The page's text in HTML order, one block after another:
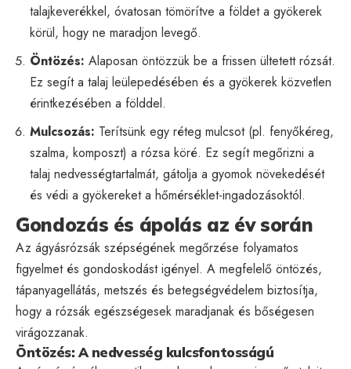
talajkeverékkel, óvatosan tömörítve a földet a gyökerek
körül, hogy ne maradjon levegő.
Öntözés: Alaposan öntözzük be a frissen ültetett rózsát.
Ez segít a talaj leülepedésében és a gyökerek közvetlen
érintkezésében a földdel.
Mulcsozás: Terítsünk egy réteg mulcsot (pl. fenyőkéreg,
szalma, komposzt) a rózsa köré. Ez segít megőrizni a
talaj nedvességtartalmát, gátolja a gyomok növekedését
és védi a gyökereket a hőmérséklet-ingadozásoktól.
Gondozás és ápolás az év során
Az ágyásrózsák szépségének megőrzése folyamatos
figyelmet és gondoskodást igényel. A megfelelő öntözés,
tápanyagellátás, metszés és betegségvédelem biztosítja,
hogy a rózsák egészségesek maradjanak és bőségesen
virágozzanak.
Öntözés: A nedvesség kulcsfontosságú